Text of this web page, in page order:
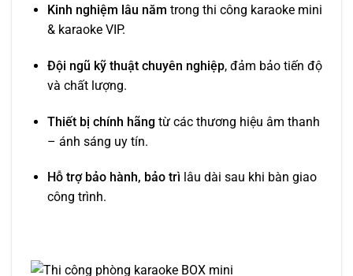
Kinh nghiệm lâu năm trong thi công karaoke mini
& karaoke VIP.
Đội ngũ kỹ thuật chuyên nghiệp, đảm bảo tiến độ
và chất lượng.
Thiết bị chính hãngtừ các thương hiệu âm thanh
– ánh sáng uy tín.
Hỗ trợ bảo hành, bảo trì lâu dài sau khi bàn giao
công trình.